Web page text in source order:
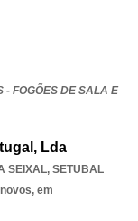
- FOGÕES DE SALA E
Lda
SEIXAL, SETUBAL
em